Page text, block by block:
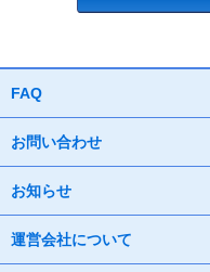
FAQ
お問い合わせ
お知らせ
運営会社について